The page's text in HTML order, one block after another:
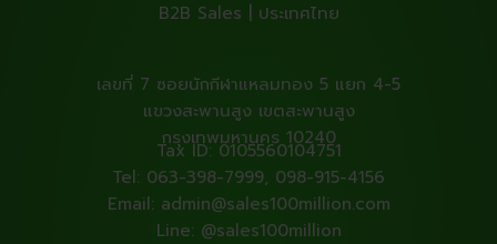
B2B Sales | ประเทศไทย
เลขที่ 7 ซอยนักกีฬาแหลมทอง 5 แยก 4-5
แขวงสะพานสูง เขตสะพานสูง
กรุงเทพมหานคร 10240
Tax ID: 0105560104751
Tel: 063-398-7999, 098-915-4156
Email: admin@sales100million.com
Line: @sales100million